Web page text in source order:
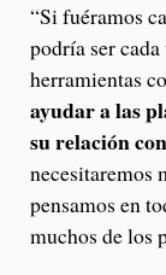
“Si fuéramos
podría ser
herramientas
ayudar a las
su relación
necesitaremos
pensamos en
muchos de los